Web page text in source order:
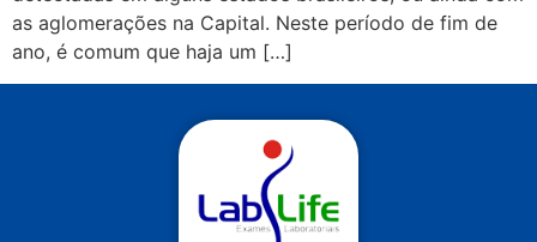
as aglomerações na Capital. Neste período de fim de
ano, é comum que haja um […]